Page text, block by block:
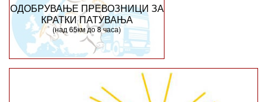
ОДОБРУВАЊЕ ПРЕВОЗНИЦИ ЗА
КРАТКИ ПАТУВАЊА
(над 65км до 8 часа)